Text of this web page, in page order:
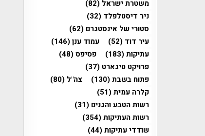
משטרת ישראל (82)
ניר דיסטלפלד (32)
סטורי של אינסטגרם (62)
עיר דוד (52) עמוד ענן(146)
עתיקות(183) פסיפס(48)
פרויקט טיגארט (37)
פתוח בשבת(130) צה"ל (80)
קלרה עמית(51)
רשות הטבע והגנים (31)
רשות העתיקות(354)
שודדי עתיקות(44)